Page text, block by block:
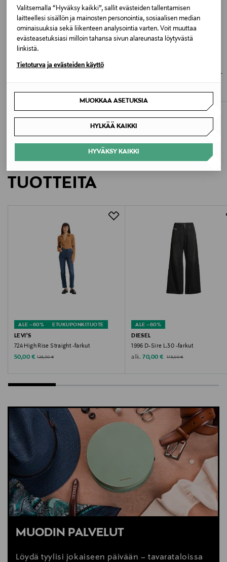
Valitsemalla “Hyväksy kaikki”, sallit evästeiden tallentamisen
laitteellesi sisällön ja mainosten personointia, sosiaalisen median
ominaisuuksia sekä liikenteen analysointia varten. Voit muuttaa
evästeasetuksiasi milloin tahansa sivun alareunasta löytyvästä
linkistä.
Tietoturva ja evästeiden käyttö
MUOKKAA ASETUKSIA
HYLKÄÄ KAIKKI
HYVÄKSY KAIKKI
Valmistusmaa
Turkki
Valmistajan tuotenumero
A154C-1157
Valmistaja
Citizens of Humanity, LLC
Valmistajan osoite
VIA SAVONA 97, BLDG T - L10, 20144, Milano, Italy
Digitaalinen osoite
housut, korkeavyötäröiset farkut, suoralahkeiset
farkut, AGOLDE, denim
ETUKUPONKITUOTE
ANINE BING
80's Jean High Rise Vintage Taper -
Original Price
339,00 €
LISÄÄ KIINNOSTAVIA
TUOTTEITA
ALE –60% ETUKUPONKITUOTE
LEVI'S
724 High Rise Straight -farkut
Discounted Price
50,00 € Original Price
125,00 €
ALE –60%
DIESEL
1996 D-Sire L.30 -farkut
alk. Discounted Price
70,00 € Original Price
175,00 €
MUODIN PALVELUT
Löydä tyylisi jokaiseen päivään – tavarataloissa